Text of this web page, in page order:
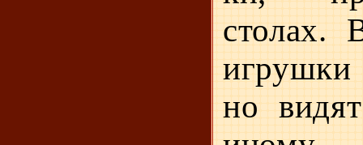
столах.
но